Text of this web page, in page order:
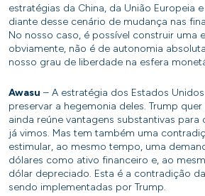
estratégias da China, da União Europeia
diante desse cenário de mudança nas
No nosso caso, é possível construir uma
obviamente, não é de autonomia
nosso grau de liberdade na esfera
Awasu – A estratégia dos Estados
preservar a hegemonia deles. Trump
ainda reúne vantagens substantivas para
já vimos. Mas tem também uma
estimular, ao mesmo tempo, uma
dólares como ativo financeiro e, ao
dólar depreciado. Esta é a contradição
sendo implementadas por Trump.